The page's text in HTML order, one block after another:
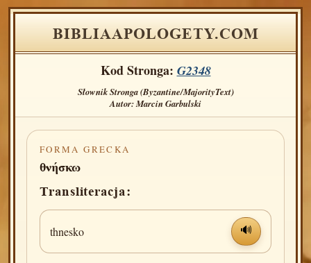
BIBLIAAPOLOGETY.COM
Kod Stronga: G2348
Słownik Stronga (Byzantine/MajorityText)
Autor: Marcin Garbulski
FORMA GRECKA
θνήσκω
Transliteracja:
thnesko 🔊